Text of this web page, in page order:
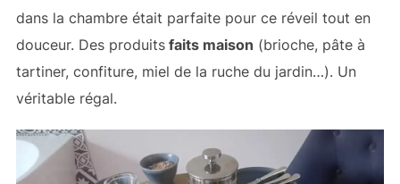
dans la chambre était parfaite pour ce réveil tout en
douceur. Des produitsfaits maison (brioche, pâte à
tartiner, confiture, miel de la ruche du jardin…). Un
véritable régal.